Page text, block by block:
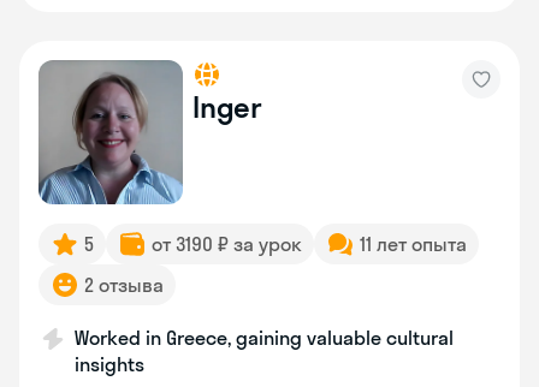
Inger
5 от 3190 ₽ за урок
11 лет опыта
2 отзыва
Worked in Greece, gaining valuable cultural
insights